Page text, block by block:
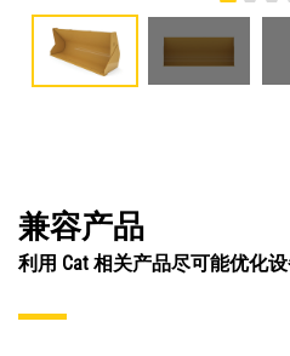
兼容产品
利用 Cat 相关产品尽可能优化